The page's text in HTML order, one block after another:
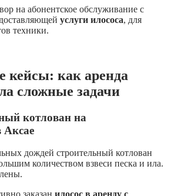
на абонентское обслуживание с
услуги илососа, для
техники.
кейсы: как аренда
сложные задачи
котлован на
Аксае
дождей строительный котлован
количеством взвеси песка и ила.